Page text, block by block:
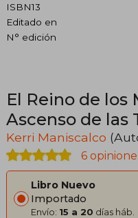
ISBN13
Editado en
N° edición
El Reino de los
Ascenso de las
Kerri Maniscalco
6
Libro Nuevo
Importado
Envío: 15 a 20 días háb.